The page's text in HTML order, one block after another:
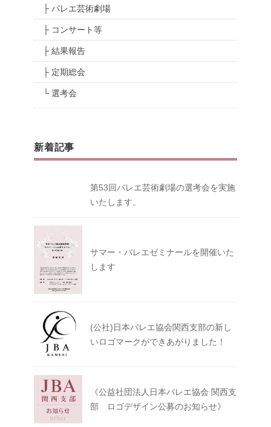
├ バレエ芸術劇場
├ コンサート等
├ 結果報告
├ 定期総会
└ 選考会
新着記事
第53回バレエ芸術劇場の選考会を実施
いたします。
サマー・バレエゼミナールを開催いた
します
(公社)日本バレエ協会関西支部の新し
いロゴマークができあがりました！
《公益社団法人日本バレエ協会 関西支
部 ロゴデザイン公募のお知らせ》